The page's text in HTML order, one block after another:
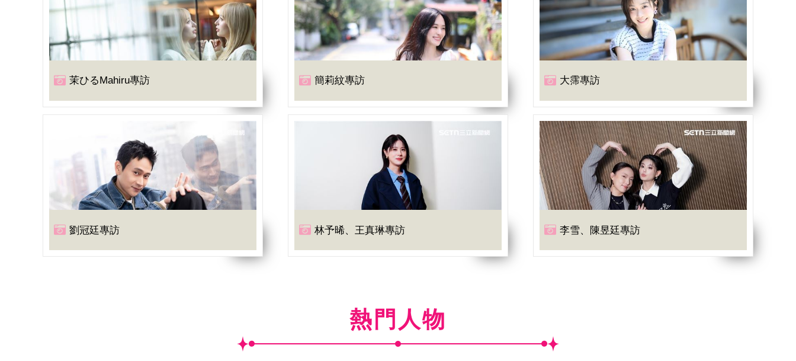
茉ひるMahiru專訪 簡莉紋專訪 大霈專訪
劉冠廷專訪 林予晞、王真琳專訪 李雪、陳昱廷專訪
熱門人物